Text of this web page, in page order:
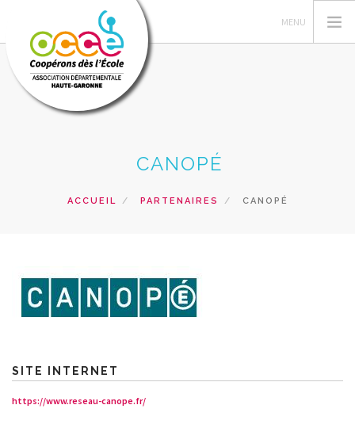
GERER SA COOPERATIVE
RECHERCHER
CANOPÉ
ACCUEIL PARTENAIRES CANOPÉ
SITE INTERNET
https://www.reseau-canope.fr/